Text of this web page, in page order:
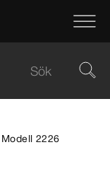
2226